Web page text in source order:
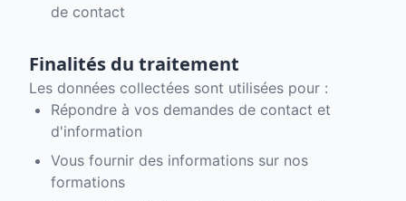
de contact
Finalités du traitement
Les données collectées sont utilisées pour :
Répondre à vos demandes de contact et
d'information
Vous fournir des informations sur nos
formations